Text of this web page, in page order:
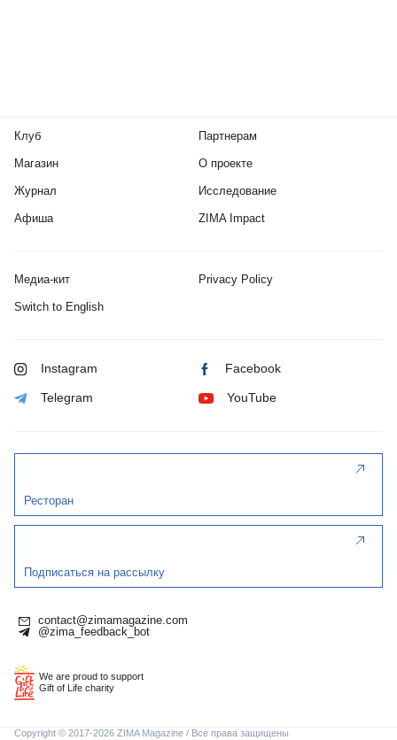
Клуб
Магазин
Журнал
Афиша
Партнерам
О проекте
Исследование
ZIMA Impact
Медиа-кит Privacy Policy
Switch to English
Instagram Facebook
Telegram YouTube
Ресторан
Подписаться на рассылку
contact@zimamagazine.com
@zima_feedback_bot
We are proud to support
Gift of Life charity
Copyright © 2017-2026 ZIMA Magazine / Все права защищены